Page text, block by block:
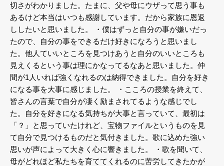
切さがわかりました。たまに、父や母にウザって思う事も
あるけど本当はいつも感謝しています。だから家族に恩返
ししたいと思いました。
・僕はずっと自分の事が嫌いだっ
たので、自分の事をできるだけ好きになろうと思いまし
た。他人ていいところを見つけあうと自分のいいところも
見えくるという事は理にかなってるなあと思いました。仲
間が1人いれば強くなれるのは納得できました。自分を好き
になる事を大事に感じました。
・こころの授業を終えて、
皆さんの言葉で自分が凄く励まされてるような感じでし
た。自分を好きになる気持ちが大事と言っていて、最初は
「？」と思っていたけれど、宝物ファイルというものを見
て自分で見つけるものだと気付きました。歌に込めた強い
思いが声によって大きく心に響きました。
・歌を聞いて、
母がどれほど私たちを育ててくれるのに苦労してきたかが